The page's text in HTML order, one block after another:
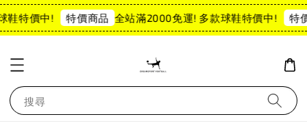
特價中! 特價商品 全站滿2000免運! 多款球鞋特價中! 特
搜尋